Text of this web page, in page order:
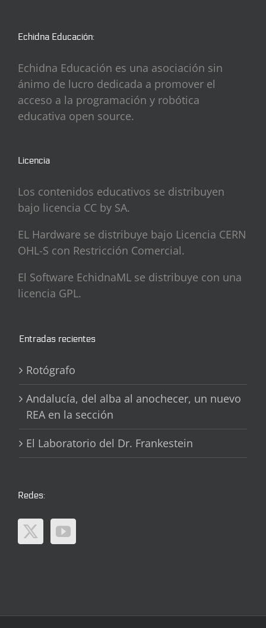
Echidna Educación:
Echidna Educación es una asociación sin
ánimo de lucro dedicada a promover el
acceso a la programación y robótica
educativa open source.
Licencia
Los contenidos educativos se distribuyen
bajo licencia CC by SA.
EL Hardware se distribuye bajo Licencia CERN
OHL-S con Restricción Comercial.
El Software EchidnaML se distribuye con una
licencia GPL.
Entradas recientes
Rotógrafo
Andalucía, del alba al anochecer, un nuevo
REA en la sección
El Laboratorio del Dr. Frankestein
Redes: